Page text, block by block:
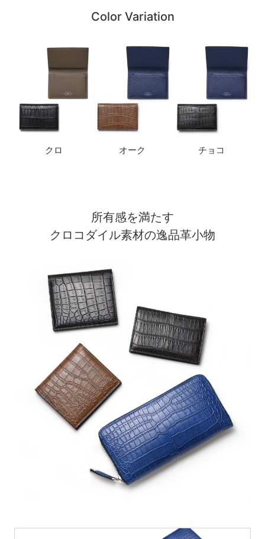
Color Variation
クロ オーク チョコ
所有感を満たす
クロコダイル素材の逸品革小物